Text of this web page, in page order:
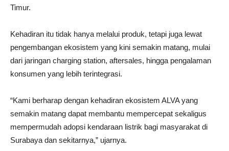
Timur.
Kehadiran itu tidak hanya melalui produk, tetapi juga lewat
pengembangan ekosistem yang kini semakin matang, mulai
dari jaringan charging station, aftersales, hingga pengalaman
konsumen yang lebih terintegrasi.
“Kami berharap dengan kehadiran ekosistem ALVA yang
semakin matang dapat membantu mempercepat sekaligus
mempermudah adopsi kendaraan listrik bagi masyarakat di
Surabaya dan sekitarnya,” ujarnya.